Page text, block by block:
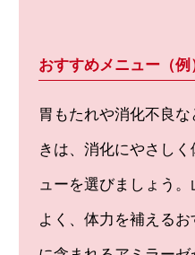
おすすめメニュー（例
胃もたれや消化不良
きは、消化にやさし
ューを選びましょう
よく、体力を補える